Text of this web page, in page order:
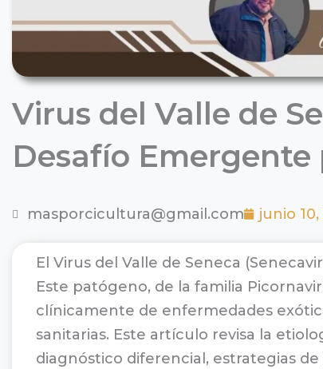
Virus del Valle de
Desafío
masporcicultura@gmail.com junio
El Virus del Valle de Seneca
Este patógeno, de la familia
clínicamente de enfermedades
sanitarias. Este artículo revisa la
diagnóstico diferencial, estrategias